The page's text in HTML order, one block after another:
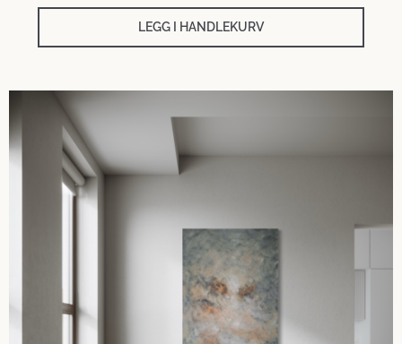
LEGG I HANDLEKURV